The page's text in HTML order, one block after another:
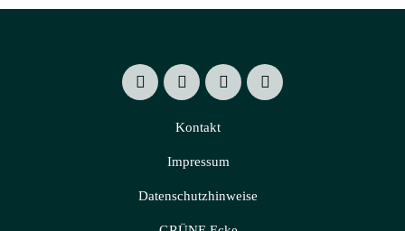
Kontakt
Impressum
Datenschutzhinweise